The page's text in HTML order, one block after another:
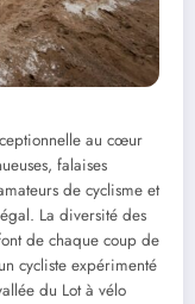
au cœur
falaises
de cyclisme et
La diversité des
de chaque coup de
cycliste expérimenté
du Lot à vélo